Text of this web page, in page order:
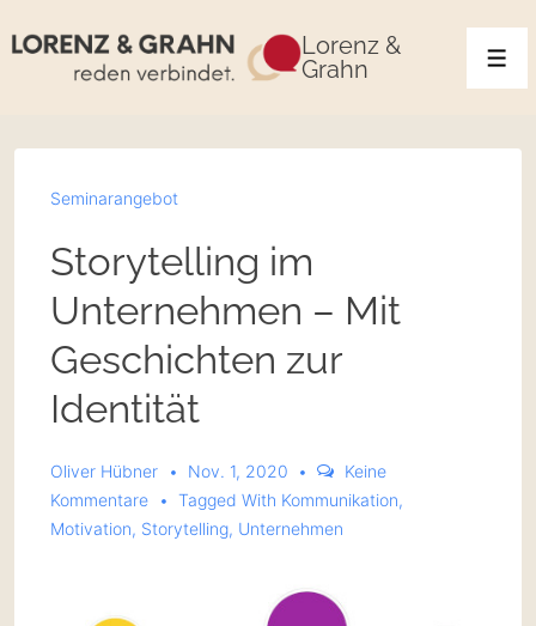
Lorenz &
Grahn
Seminarangebot
Storytelling im
Unternehmen – Mit
Geschichten zur
Identität
Oliver Hübner Nov. 1, 2020
Keine
Kommentare
Tagged With Kommunikation,
Motivation, Storytelling, Unternehmen